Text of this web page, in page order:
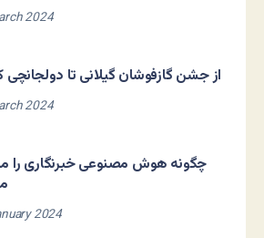
2024
از جشن گازفوشان گیلانی تا دولجانچی
2024
چگونه هوش مصنوعی خبرنگاری را
2024